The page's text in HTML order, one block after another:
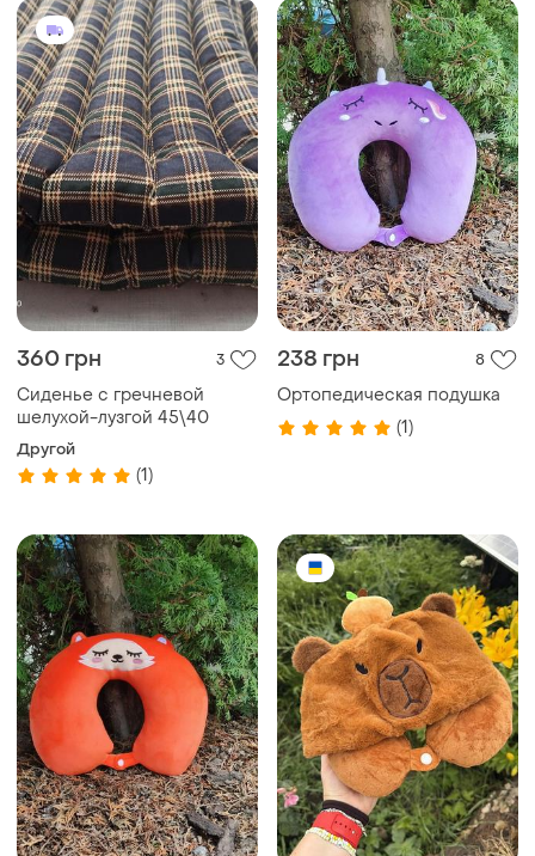
360 грн 3
Сиденье с гречневой
шелухой-лузгой 45\40
Другой
(1)
238 грн 8
Ортопедическая подушка
(1)